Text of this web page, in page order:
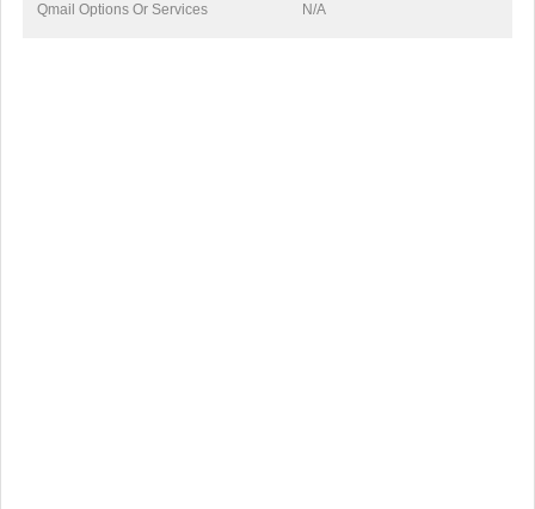
Qmail Options Or Services N/A